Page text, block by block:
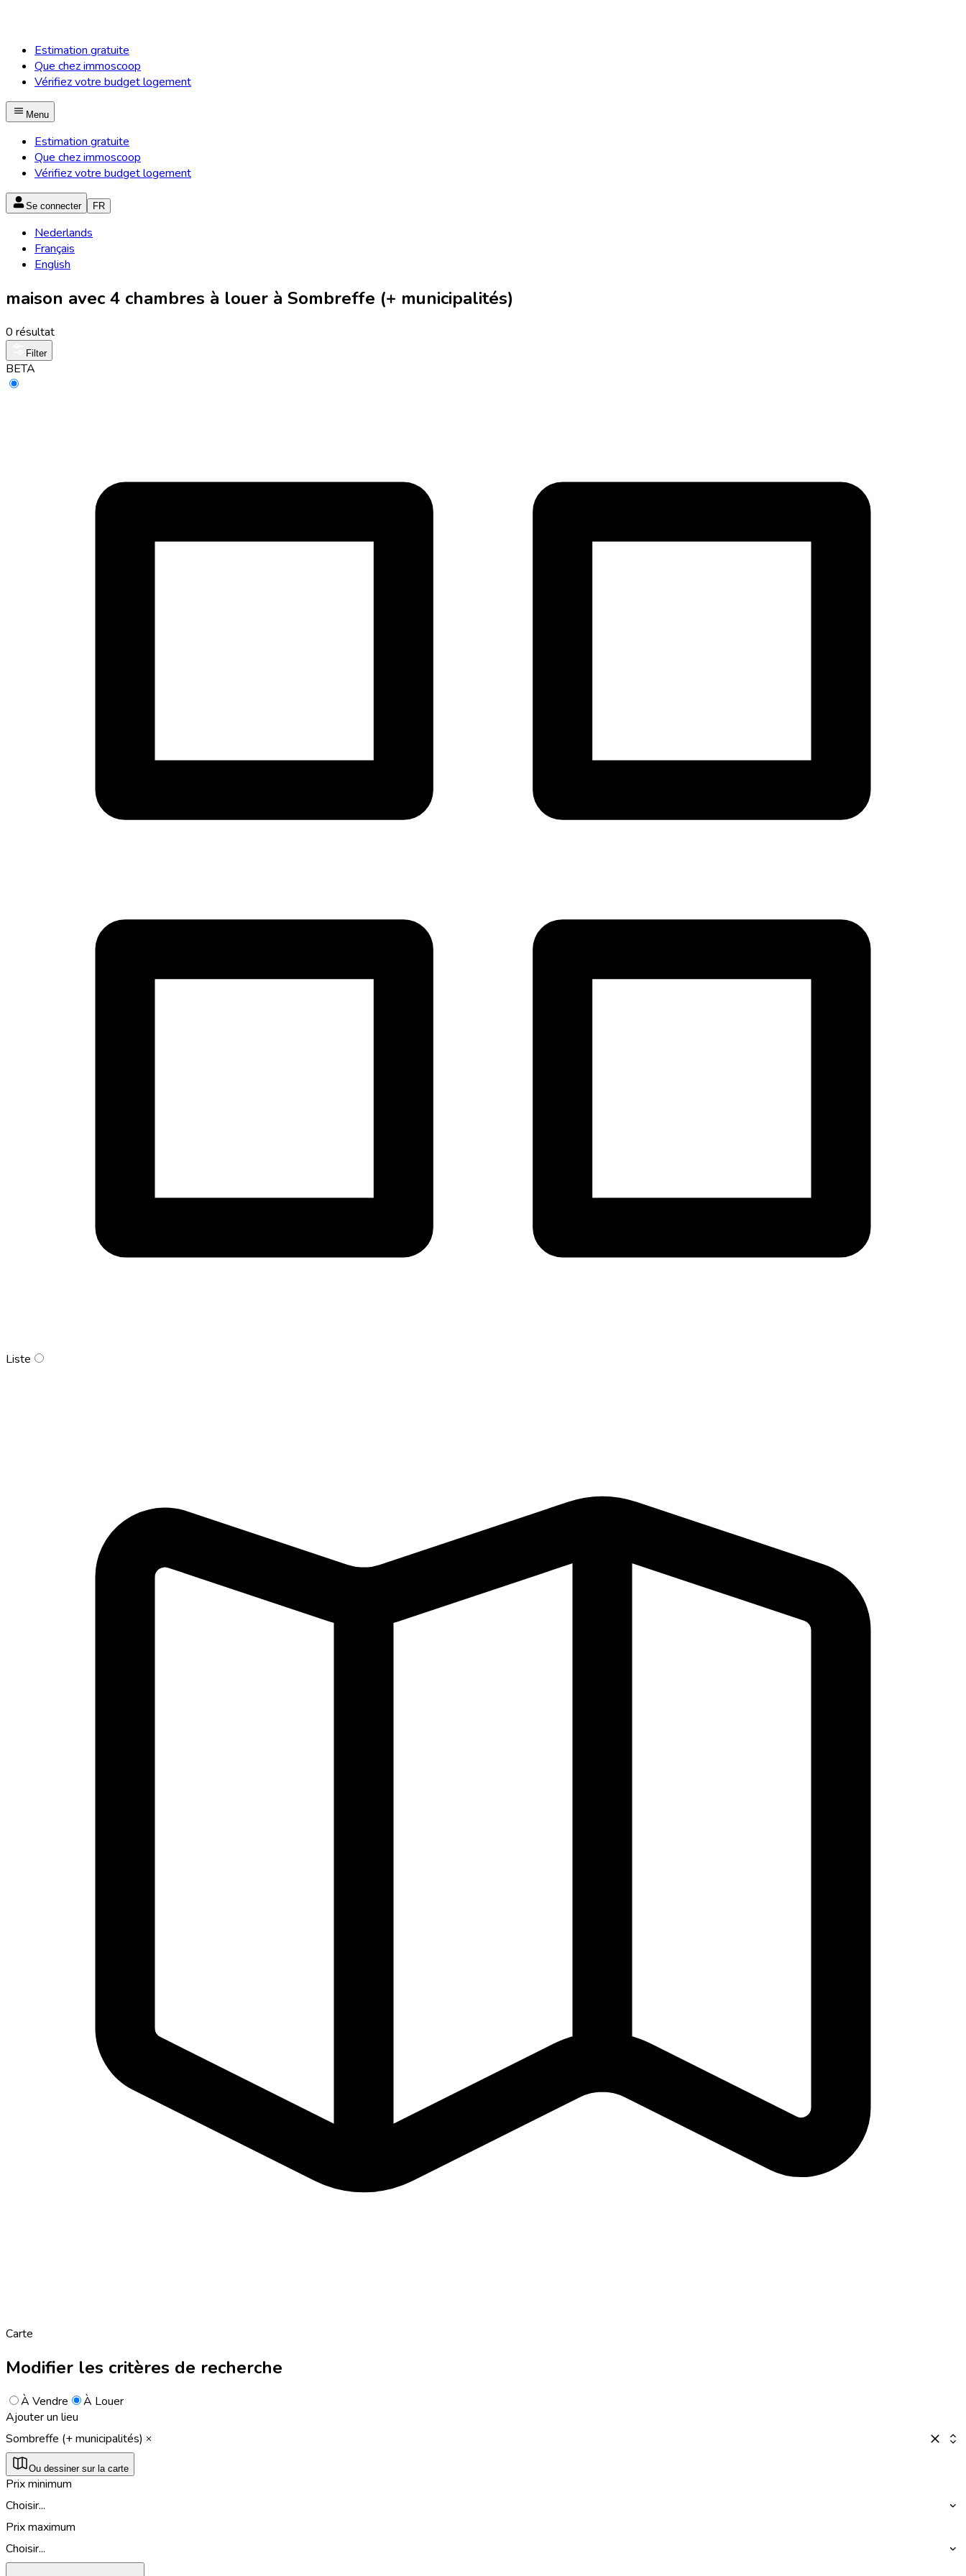
Estimation gratuite
Que chez immoscoop
Vérifiez votre budget logement
Menu
Estimation gratuite
Que chez immoscoop
Vérifiez votre budget logement
Se connecter FR
Nederlands
Français
English
maison avec 4 chambres à louer à Sombreffe (+ municipalités)
0 résultat
Filter
BETA
Liste
Carte
Modifier les critères de recherche
À Vendre
À Louer
Ajouter un lieu
Sombreffe (+ municipalités)
Ou dessiner sur la carte
Prix minimum
Choisir...
Prix maximum
Choisir...